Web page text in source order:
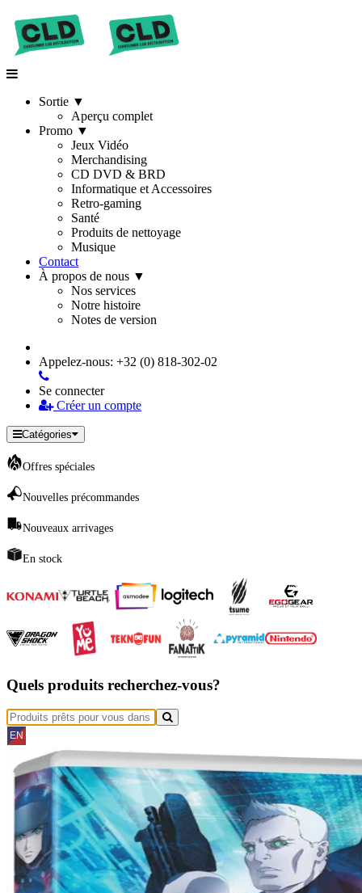
Sortie ▼
Aperçu complet
Promo ▼
Jeux Vidéo
Merchandising
CD DVD & BRD
Informatique et Accessoires
Retro-gaming
Santé
Produits de nettoyage
Musique
Contact
À propos de nous ▼
Nos services
Notre histoire
Notes de version
Appelez-nous: +32 (0) 818-302-02
Se connecter
Créer un compte
Catégories
Offres spéciales
Nouvelles précommandes
Nouveaux arrivages
En stock
Quels produits recherchez-vous?